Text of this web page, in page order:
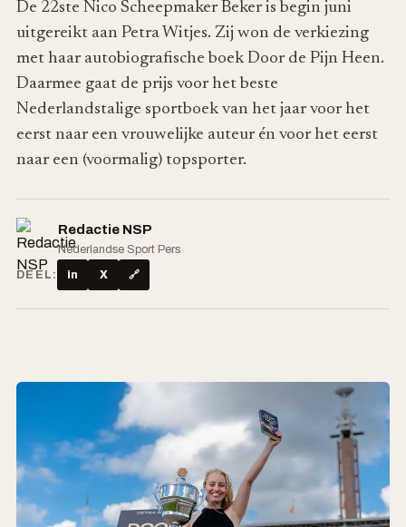
De 22ste Nico Scheepmaker Beker is begin juni
uitgereikt aan Petra Witjes. Zij won de verkiezing
met haar autobiografische boek Door de Pijn Heen.
Daarmee gaat de prijs voor het beste
Nederlandstalige sportboek van het jaar voor het
eerst naar een vrouwelijke auteur én voor het eerst
naar een (voormalig) topsporter.
Redactie NSP
Nederlandse Sport Pers
DEEL:
in X 🔗